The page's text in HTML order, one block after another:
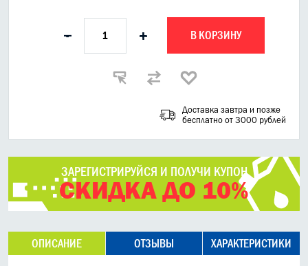
- + В КОРЗИНУ
Доставка завтра и позже
бесплатно от 3000 рублей
ЗАРЕГИСТРИРУЙСЯ И ПОЛУЧИ КУПОН
СКИДКА ДО 10%
ОПИСАНИЕ ОТЗЫВЫ ХАРАКТЕРИСТИКИ